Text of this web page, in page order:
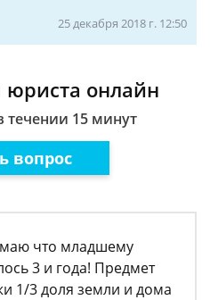
25 декабря 2018 г. 12:50
юриста онлайн
течении 15 минут
вопрос
что младшему
3 и года! Предмет
1/3 доля земли и дома